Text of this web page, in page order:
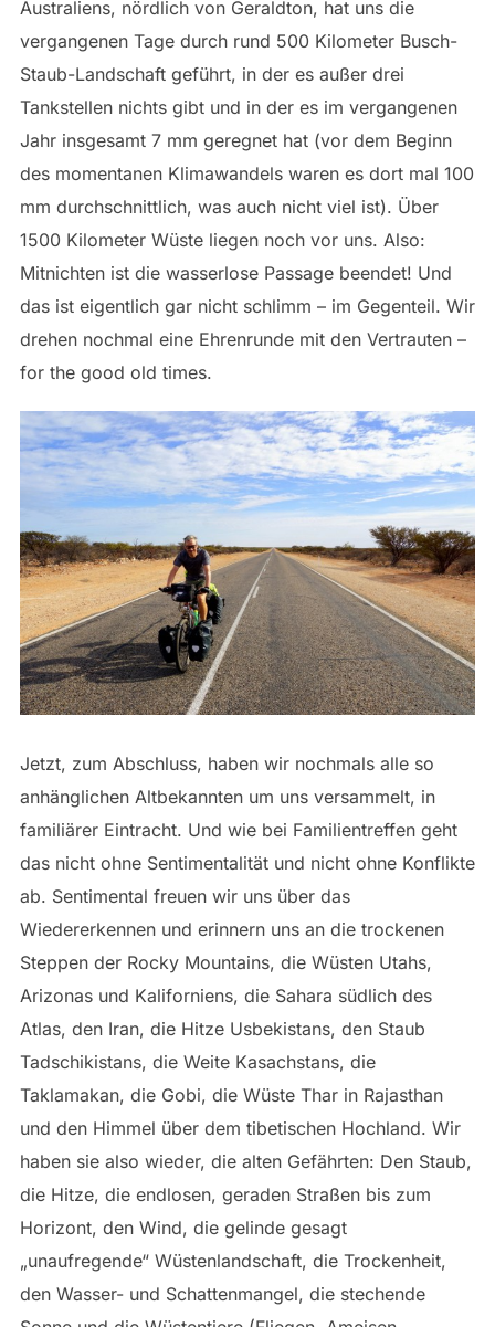
Australiens, nördlich von Geraldton, hat uns die
vergangenen Tage durch rund 500 Kilometer Busch-
Staub-Landschaft geführt, in der es außer drei
Tankstellen nichts gibt und in der es im vergangenen
Jahr insgesamt 7 mm geregnet hat (vor dem Beginn
des momentanen Klimawandels waren es dort mal 100
mm durchschnittlich, was auch nicht viel ist). Über
1500 Kilometer Wüste liegen noch vor uns. Also:
Mitnichten ist die wasserlose Passage beendet! Und
das ist eigentlich gar nicht schlimm – im Gegenteil. Wir
drehen nochmal eine Ehrenrunde mit den Vertrauten –
for the good old times.
Jetzt, zum Abschluss, haben wir nochmals alle so
anhänglichen Altbekannten um uns versammelt, in
familiärer Eintracht. Und wie bei Familientreffen geht
das nicht ohne Sentimentalität und nicht ohne Konflikte
ab. Sentimental freuen wir uns über das
Wiedererkennen und erinnern uns an die trockenen
Steppen der Rocky Mountains, die Wüsten Utahs,
Arizonas und Kaliforniens, die Sahara südlich des
Atlas, den Iran, die Hitze Usbekistans, den Staub
Tadschikistans, die Weite Kasachstans, die
Taklamakan, die Gobi, die Wüste Thar in Rajasthan
und den Himmel über dem tibetischen Hochland. Wir
haben sie also wieder, die alten Gefährten: Den Staub,
die Hitze, die endlosen, geraden Straßen bis zum
Horizont, den Wind, die gelinde gesagt
„unaufregende“ Wüstenlandschaft, die Trockenheit,
den Wasser- und Schattenmangel, die stechende